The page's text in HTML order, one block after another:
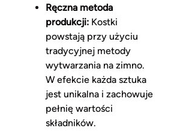
Ręczna metoda
produkcji:Kostki
powstają przy użyciu
tradycyjnej metody
wytwarzania na zimno.
W efekcie każda sztuka
jest unikalna i zachowuje
pełnię wartości
składników.